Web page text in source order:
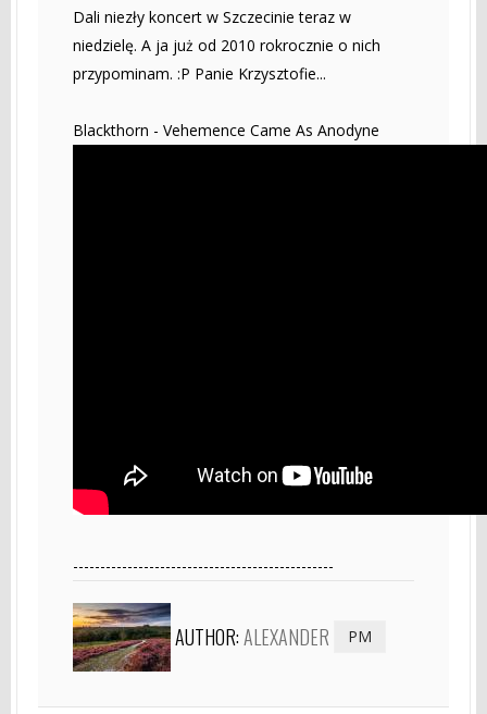
Dali niezły koncert w Szczecinie teraz w
niedzielę. A ja już od 2010 rokrocznie o nich
przypominam. :P Panie Krzysztofie...
Blackthorn - Vehemence Came As Anodyne
------------------------------------------------
AUTHOR:ALEXANDER PM